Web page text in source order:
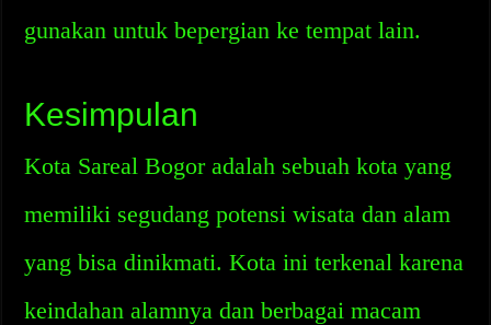
gunakan untuk bepergian ke tempat lain.
Kesimpulan
Kota Sareal Bogor adalah sebuah kota yang
memiliki segudang potensi wisata dan alam
yang bisa dinikmati. Kota ini terkenal karena
keindahan alamnya dan berbagai macam